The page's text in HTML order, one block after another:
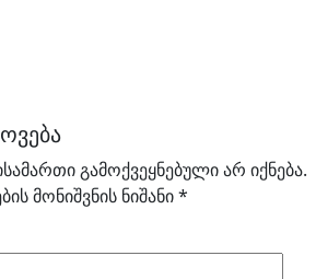
გამოქვეყნებული არ იქნება.
მონიშვნის ნიშანი*